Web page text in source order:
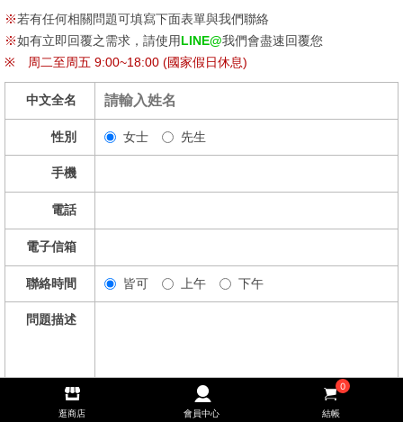
※若有任何相關問題可填寫下面表單與我們聯絡
※如有立即回覆之需求，請使用LINE@我們會盡速回覆您
※
周二至周五 9:00~18:00 (國家假日休息)
中文全名
性別 女士 先生
手機
電話
電子信箱
聯絡時間 皆可 上午 下午
問題描述
逛商店 會員中心
0
結帳